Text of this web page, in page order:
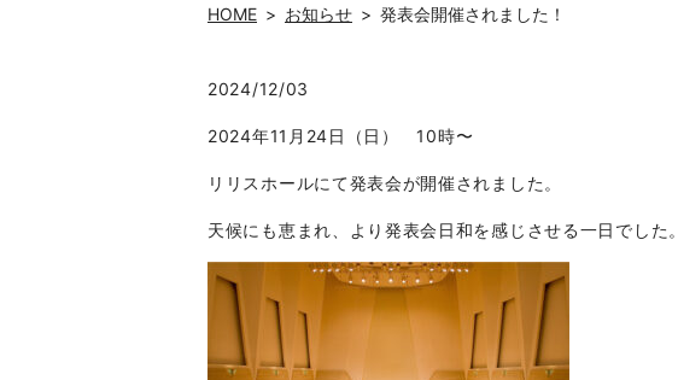
HOME お知らせ 発表会開催されました！
2024/12/03
2024年11月24日（日） 10時〜
リリスホールにて発表会が開催されました。
天候にも恵まれ、より発表会日和を感じさせる一日でした。